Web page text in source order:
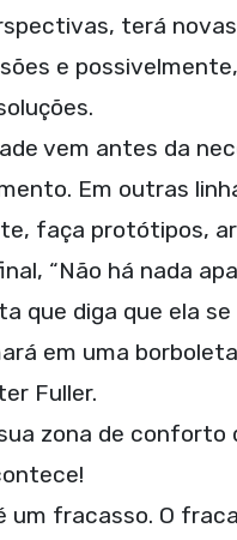
terá novas
e
vem antes da
Em outras
faça protótipos,
“Não há nada
que diga que ela se
em uma
Fuller.
zona de conforto
um fracasso. O